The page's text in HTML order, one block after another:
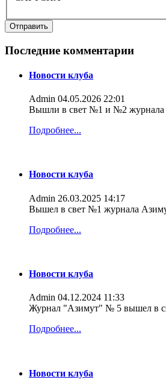
Отправить
Последние комментарии
Новости клуба
Admin 04.05.2026 22:01
Вышли в свет №1 и №2 журнала
Подробнее...
Новости клуба
Admin 26.03.2025 14:17
Вышел в свет №1 журнала
Подробнее...
Новости клуба
Admin 04.12.2024 11:33
Журнал "Азимут" № 5 вышел в
Подробнее...
Новости клуба